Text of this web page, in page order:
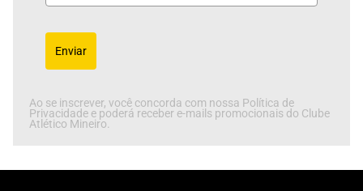
Enviar
Ao se inscrever, você concorda com nossa Política de
Privacidade e poderá receber e-mails promocionais do Clube
Atlético Mineiro.